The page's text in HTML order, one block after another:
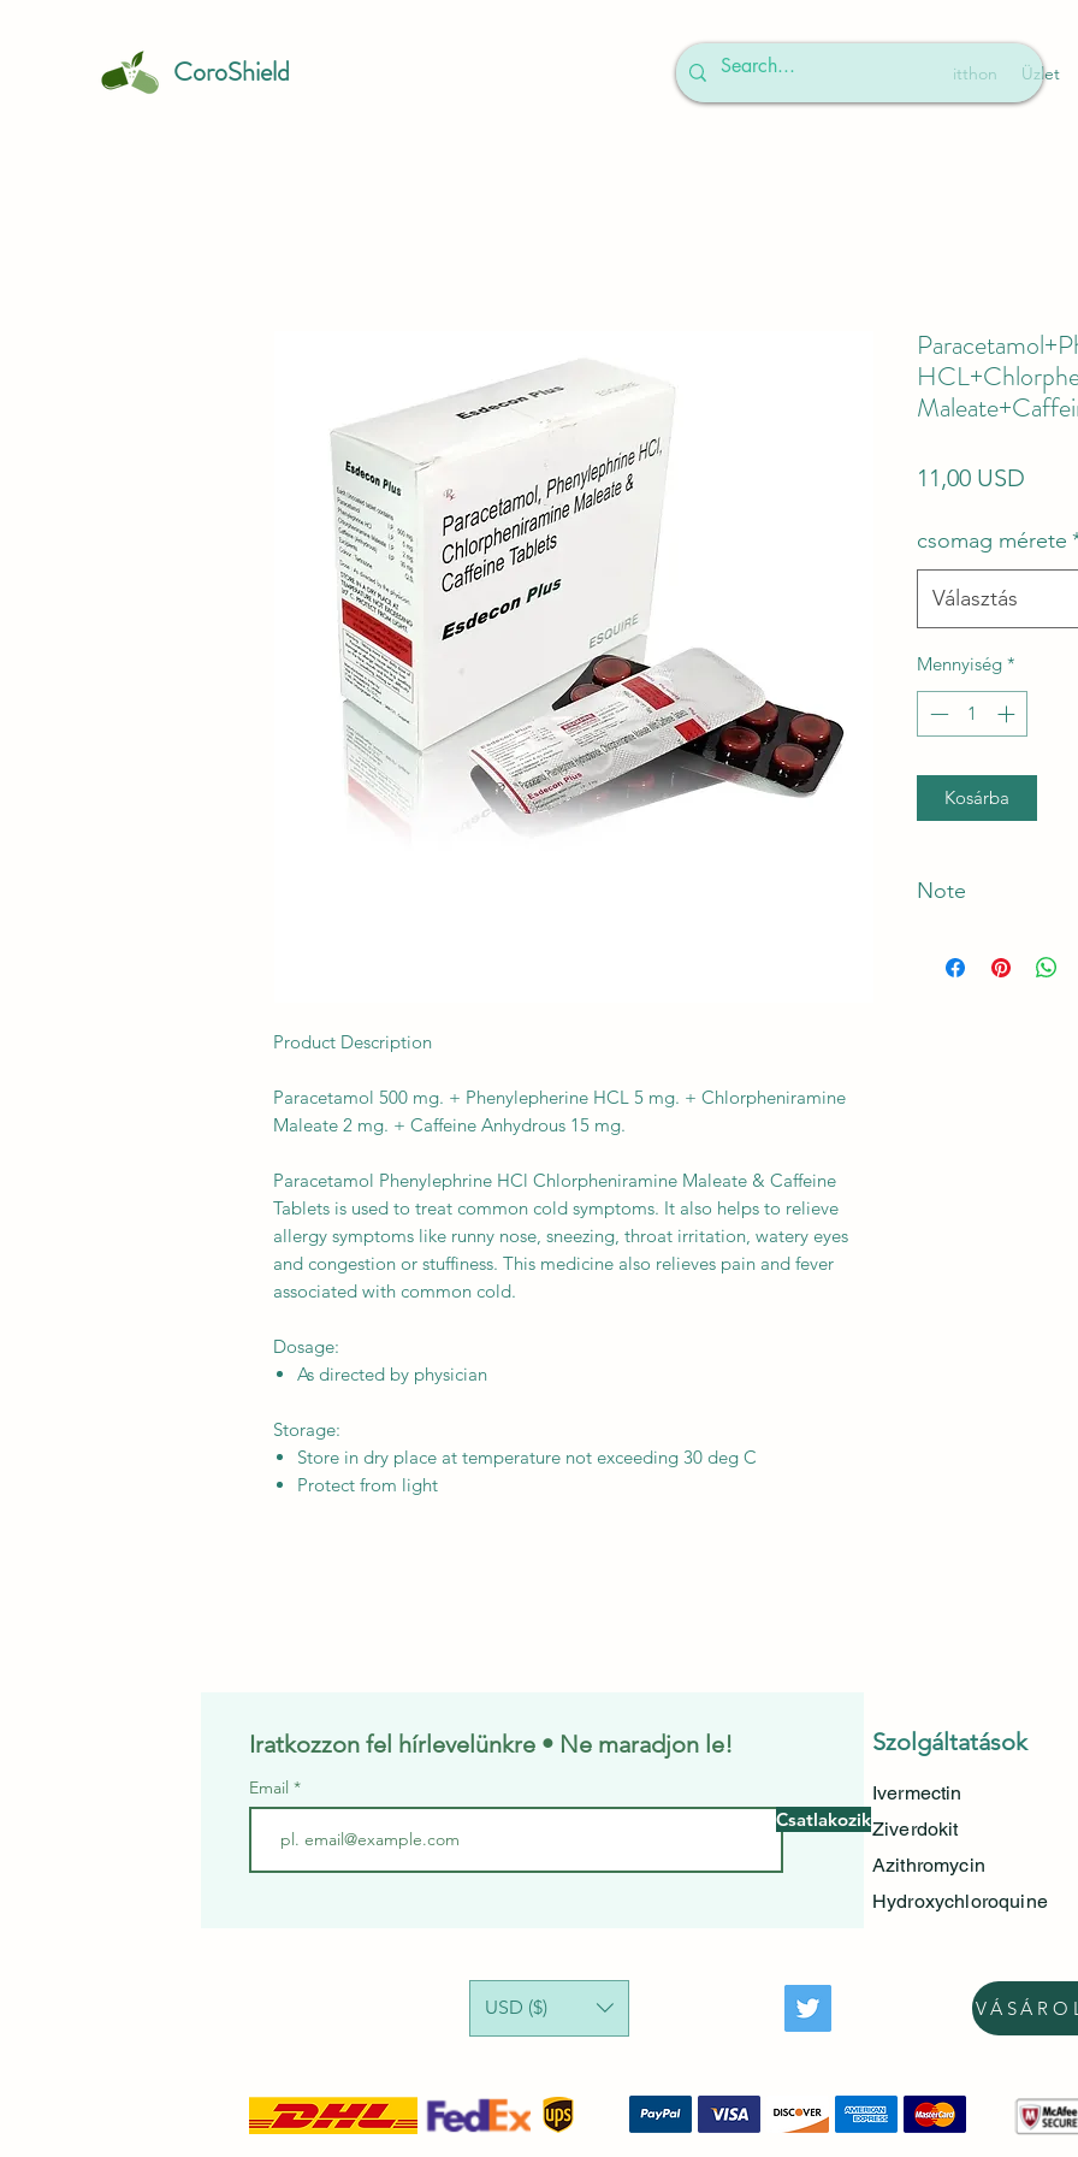
CoroShield itthon Üzlet
Product Description
Paracetamol 500 mg. + Phenylepherine HCL 5 mg. + Chlorpheniramine
Maleate 2 mg. + Caffeine Anhydrous 15 mg.
Paracetamol Phenylephrine HCl Chlorpheniramine Maleate & Caffeine
Tablets is used to treat common cold symptoms. It also helps to relieve
allergy symptoms like runny nose, sneezing, throat irritation, watery eyes
and congestion or stuffiness. This medicine also relieves pain and fever
associated with common cold.
Dosage:
As directed by physician
Storage:
Store in dry place at temperature not exceeding 30 deg C
Protect from light
11,00 USD
csomag mérete
Választás
Mennyiség *
Kosárba
Note
Iratkozzon fel hírlevelünkre • Ne maradjon le!
Email
Csatlakozik
Szolgáltatások
Ivermectin
Ziverdokit
Azithromycin
Hydroxychloroquine
USD ($)